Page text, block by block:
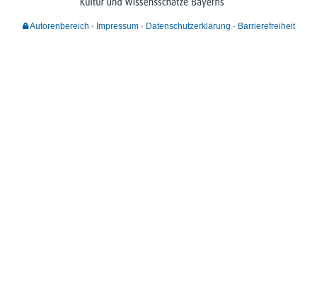
Autorenbereich Impressum Datenschutzerklärung Barrierefreiheit